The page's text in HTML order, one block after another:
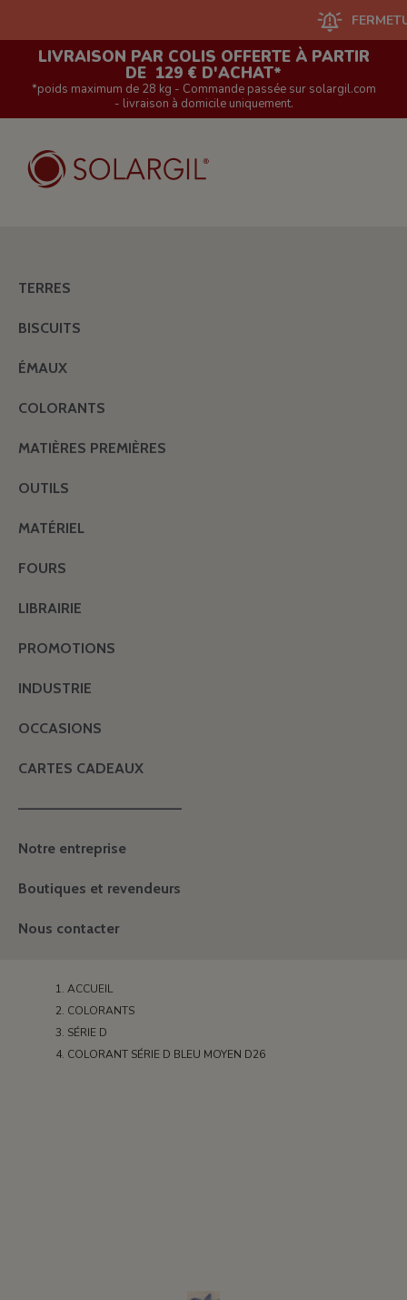
FERMETURE
LIVRAISON PAR COLIS OFFERTE À PARTIR
DE 129 € D'ACHAT*
*poids maximum de 28 kg - Commande passée sur solargil.com
- livraison à domicile uniquement.
TERRES
BISCUITS
ÉMAUX
COLORANTS
MATIÈRES PREMIÈRES
OUTILS
MATÉRIEL
FOURS
LIBRAIRIE
PROMOTIONS
INDUSTRIE
OCCASIONS
CARTES CADEAUX
———————————————
Notre entreprise
Boutiques et revendeurs
Nous contacter
ACCUEIL
COLORANTS
SÉRIE D
COLORANT SÉRIE D BLEU MOYEN D26